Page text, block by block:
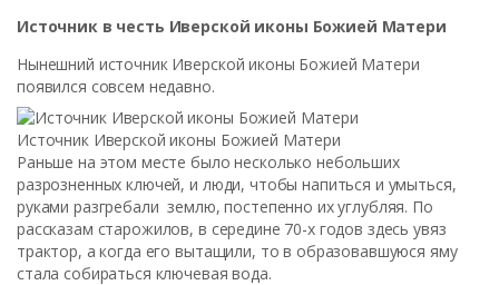
Источник в честь Иверской иконы Божией Матери
Нынешний источник Иверской иконы Божией Матери
появился совсем недавно.
Источник Иверской иконы Божией Матери
Раньше на этом месте было несколько небольших
разрозненных ключей, и люди, чтобы напиться и умыться,
руками разгребали землю, постепенно их углубляя. По
рассказам старожилов, в середине 70-х годов здесь увяз
трактор, а когда его вытащили, то в образовавшуюся яму
стала собираться ключевая вода.